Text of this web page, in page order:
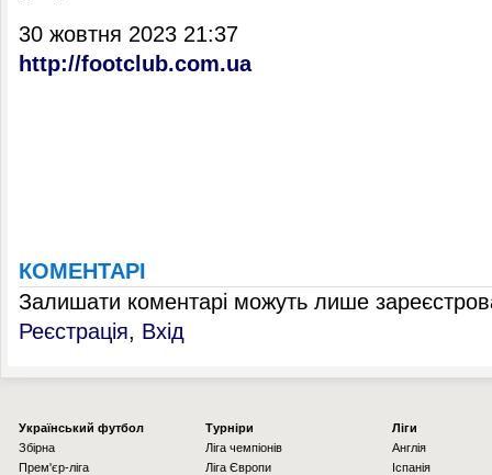
30 жовтня 2023 21:37
http://footclub.com.ua
КОМЕНТАРІ
Залишати коментарі можуть лише
Реєстрація, Вхід
Українcький футбол
Збірна
Прем'єр-ліга
Турніри
Ліга чемпіонів
Ліга Європи
Ліги
Англія
Іспанія